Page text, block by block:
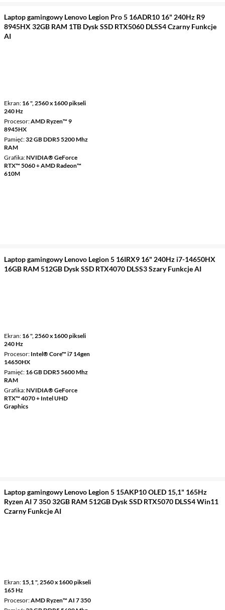
Laptop gamingowy Lenovo Legion Pro 5 16ADR10 16" 240Hz R9
8945HX 32GB RAM 1TB Dysk SSD RTX5060 DLSS4 Czarny Funkcje
AI
Ekran 16 ", 2560 x 1600 pikseli
240 Hz
Procesor AMD Ryzen™ 9
8945HX
Pamięć 32 GB DDR5 5200 Mhz
RAM
Grafika NVIDIA® GeForce
RTX™ 5060 + AMD Radeon™
610M
Laptop gamingowy Lenovo Legion 5 16IRX9 16" 240Hz i7-14650HX
16GB RAM 512GB Dysk SSD RTX4070 DLSS3 Szary Funkcje AI
Ekran 16 ", 2560 x 1600 pikseli
240 Hz
Procesor Intel® Core™ i7 14gen
14650HX
Pamięć 16 GB DDR5 5600 Mhz
RAM
Grafika NVIDIA® GeForce
RTX™ 4070 + Intel UHD
Graphics
Laptop gamingowy Lenovo Legion 5 15AKP10 OLED 15,1" 165Hz
Ryzen AI 7 350 32GB RAM 512GB Dysk SSD RTX5070 DLSS4 Win11
Czarny Funkcje AI
Ekran 15,1 ", 2560 x 1600 pikseli
165 Hz
Procesor AMD Ryzen™ AI 7 350